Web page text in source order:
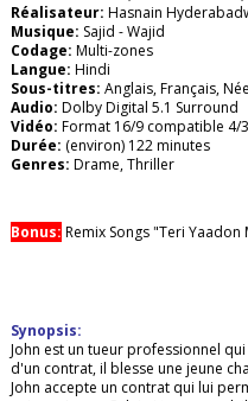
Réalisateur: Hasnain
Musique: Sajid - Wajid
Codage: Multi-zones
Langue: Hindi
Sous-titres: Anglais, Français,
Audio: Dolby Digital 5.1 Surround
Vidéo: Format 16/9 compatible 4/
Durée: (environ) 122 minutes
Genres: Drame, Thriller
Bonus: Remix Songs "Teri
Synopsis:
John est un tueur professionnel
d'un contrat, il blesse une jeune
John accepte un contrat qui lui